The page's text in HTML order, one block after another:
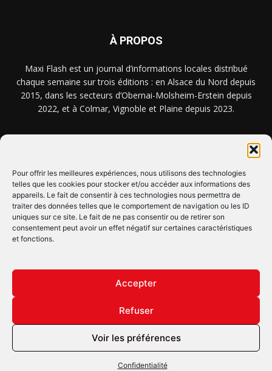
Pour offrir les meilleures expériences, nous utilisons des technologies
telles que les cookies pour stocker et/ou accéder aux informations des
appareils. Le fait de consentir à ces technologies nous permettra de
traiter des données telles que le comportement de navigation ou les ID
uniques sur ce site. Le fait de ne pas consentir ou de retirer son
consentement peut avoir un effet négatif sur certaines caractéristiques
et fonctions.
Accepter
Refuser
Voir les préférences
Confidentialité
À PROPOS
Maxi Flash est un journal d’informations locales distribué
chaque semaine sur trois éditions : en Alsace du Nord depuis
2015, dans les secteurs d’Obernai-Molsheim-Erstein depuis
2022, et à Colmar, Vignoble et Plaine depuis 2023.
CLIQUEZ ICI !
SUIVEZ-NOUS !
© Copyright © 2022 Maxi Flash
Confidentialité Annonceurs